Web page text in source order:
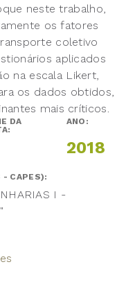
neste trabalho,
os fatores
coletivo
aplicados
na escala Likert,
os dados obtidos,
mais críticos.
DA
ANO:
2018
- CAPES):
I -